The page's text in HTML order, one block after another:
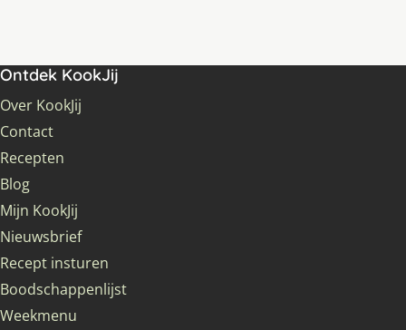
Ontdek KookJij
Over KookJij
Contact
Recepten
Blog
Mijn KookJij
Nieuwsbrief
Recept insturen
Boodschappenlijst
Weekmenu